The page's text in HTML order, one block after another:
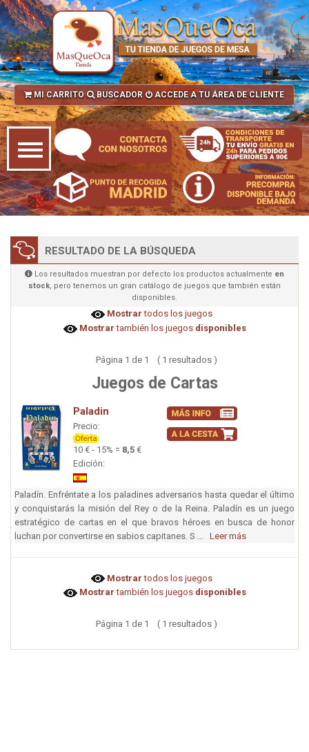
MI CARRITO BUSCADOR ACCEDE A TU ÁREA DE CLIENTE
RESULTADO DE LA BÚSQUEDA
Los resultados muestran por defecto los productos actualmente en
stock, pero tenemos un gran catálogo de juegos que también están
disponibles.
Mostrar todos los juegos
Mostrar también los juegos disponibles
Página 1 de 1 ( 1 resultados )
Juegos de Cartas
Paladin
Precio:
10 € - 15% = 8,5 €
Edición:
Paladín. Enfréntate a los paladines adversarios hasta quedar el último
y conquistarás la misión del Rey o de la Reina. Paladín es un juego
estratégico de cartas en el que bravos héroes en busca de honor
luchan por convertirse en sabios capitanes. S ... Leer más
Mostrar todos los juegos
Mostrar también los juegos disponibles
Página 1 de 1 ( 1 resultados )